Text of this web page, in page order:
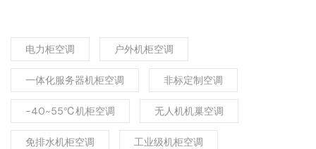
电力柜空调 户外机柜空调
一体化服务器机柜空调 非标定制空调
-40~55℃机柜空调 无人机机巢空调
免排水机柜空调 工业级机柜空调